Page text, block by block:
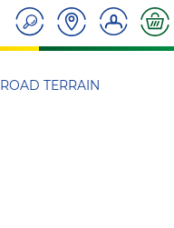
ROAD TERRAIN